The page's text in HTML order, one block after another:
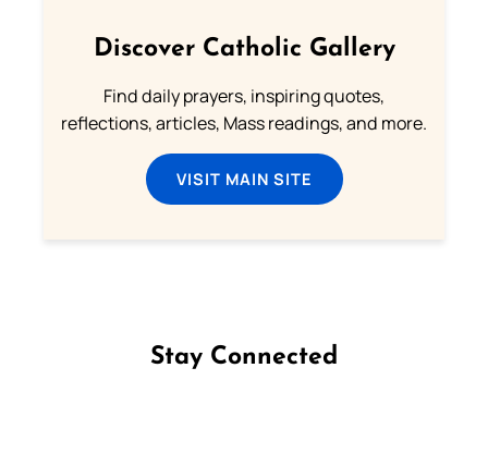
Discover Catholic Gallery
Find daily prayers, inspiring quotes,
reflections, articles, Mass readings, and more.
VISIT MAIN SITE
Stay Connected